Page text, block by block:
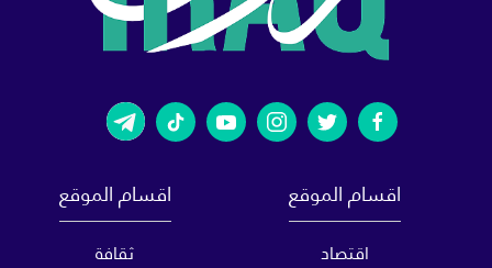
اقسام الموقع
اقتصاد
اقسام الموقع
ثقافة